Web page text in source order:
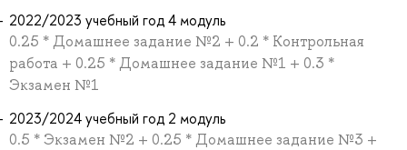
2022/2023 учебный год 4 модуль
0.25 * Домашнее задание №2 + 0.2 * Контрольная
работа + 0.25 * Домашнее задание №1 + 0.3 *
Экзамен №1
2023/2024 учебный год 2 модуль
0.5 * Экзамен №2 + 0.25 * Домашнее задание №3 +